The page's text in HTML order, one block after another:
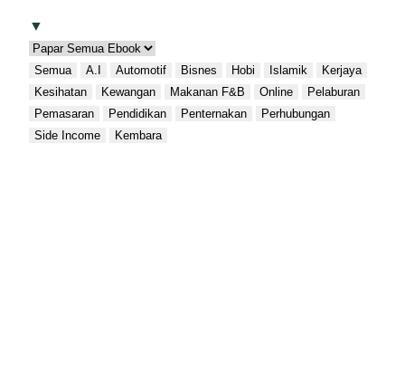
▼
Semua A.I Automotif Bisnes Hobi Islamik
Kerjaya
Kesihatan
Kewangan Makanan F&B Online
Pelaburan
Pemasaran
Pendidikan Penternakan
Perhubungan
Side Income
Kembara